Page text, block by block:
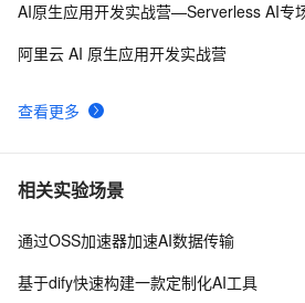
查看更多
AI原生应用开发实战营—Serverless AI专
阿里云 AI 原生应用开发实战营
相关实验场景
通过OSS加速器加速AI数据传输
基于dify快速构建一款定制化AI工具